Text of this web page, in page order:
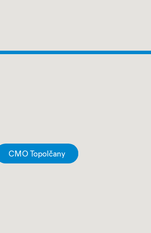
CMO Topolčany